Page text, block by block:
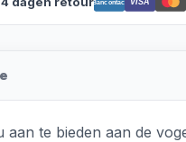
Bancontact VISA
te bieden aan de